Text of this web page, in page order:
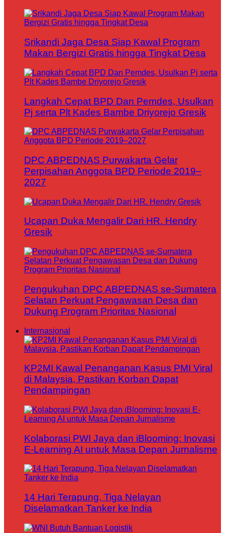
Srikandi Jaga Desa Siap Kawal Program
Makan Bergizi Gratis hingga Tingkat Desa
Langkah Cepat BPD Dan Pemdes, Usulkan
Pj serta Plt Kades Bambe Driyorejo Gresik
DPC ABPEDNAS Purwakarta Gelar
Perpisahan Anggota BPD Periode 2019–
2027
Ucapan Duka Mengalir Dari HR. Hendry
Gresik
Pengukuhan DPC ABPEDNAS se-Sumatera
Selatan Perkuat Pengawasan Desa dan
Dukung Program Prioritas Nasional
Internasional
KP2MI Kawal Penanganan Kasus PMI Viral
di Malaysia, Pastikan Korban Dapat
Pendampingan
Kolaborasi PWI Jaya dan iBlooming: Inovasi
E-Learning AI untuk Masa Depan Jurnalisme
14 Hari Terapung, Tiga Nelayan
Diselamatkan Tanker ke India